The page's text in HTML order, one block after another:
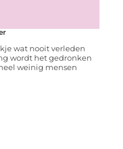
wat nooit verleden
wordt het gedronken
weinig mensen